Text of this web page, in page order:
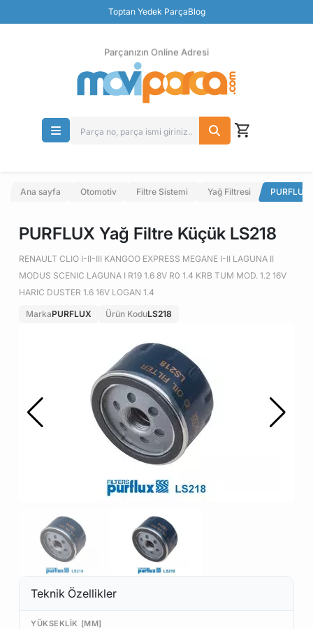
Toptan Yedek ParçaBlog
Ücretsiz İade
Parçanızın Online Adresi
Ana sayfa Otomotiv Filtre Sistemi Yağ Filtresi
PURFLUX Yağ Filtre Küçük LS218
RENAULT CLIO I-II-III KANGOO EXPRESS MEGANE I-II LAGUNA II
MODUS SCENIC LAGUNA I R19 1.6 8V R0 1.4 KRB TUM MOD. 1.2 16V
HARIC DUSTER 1.6 16V LOGAN 1.4
MarkaPURFLUX Ürün KoduLS218
Teknik Özellikler
YÜKSEKLIK [MM]